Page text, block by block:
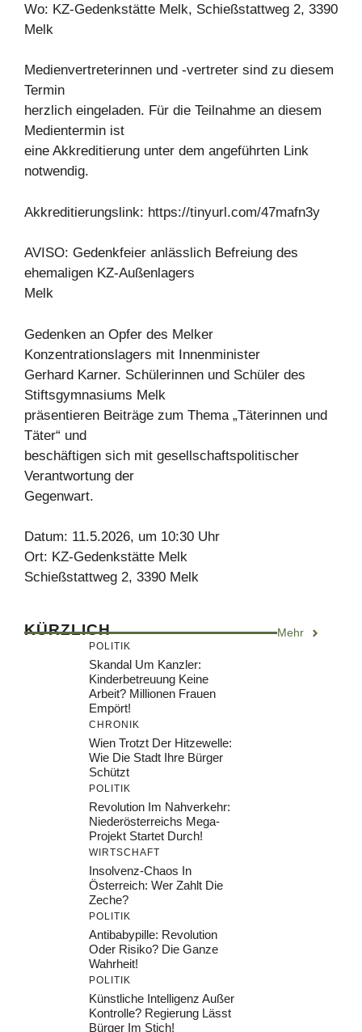
Wo: KZ-Gedenkstätte Melk, Schießstattweg 2, 3390
Melk
Medienvertreterinnen und -vertreter sind zu diesem
Termin
herzlich eingeladen. Für die Teilnahme an diesem
Medientermin ist
eine Akkreditierung unter dem angeführten Link
notwendig.
Akkreditierungslink: https://tinyurl.com/47mafn3y
AVISO: Gedenkfeier anlässlich Befreiung des
ehemaligen KZ-Außenlagers
Melk
Gedenken an Opfer des Melker
Konzentrationslagers mit Innenminister
Gerhard Karner. Schülerinnen und Schüler des
Stiftsgymnasiums Melk
präsentieren Beiträge zum Thema „Täterinnen und
Täter“ und
beschäftigen sich mit gesellschaftspolitischer
Verantwortung der
Gegenwart.
Datum: 11.5.2026, um 10:30 Uhr
Ort: KZ-Gedenkstätte Melk
Schießstattweg 2, 3390 Melk
KÜRZLICH Mehr
POLITIK
Skandal Um Kanzler:
Kinderbetreuung Keine
Arbeit? Millionen Frauen
Empört!
CHRONIK
Wien Trotzt Der Hitzewelle:
Wie Die Stadt Ihre Bürger
Schützt
POLITIK
Revolution Im Nahverkehr:
Niederösterreichs Mega-
Projekt Startet Durch!
WIRTSCHAFT
Insolvenz-Chaos In
Österreich: Wer Zahlt Die
Zeche?
POLITIK
Antibabypille: Revolution
Oder Risiko? Die Ganze
Wahrheit!
POLITIK
Künstliche Intelligenz Außer
Kontrolle? Regierung Lässt
Bürger Im Stich!